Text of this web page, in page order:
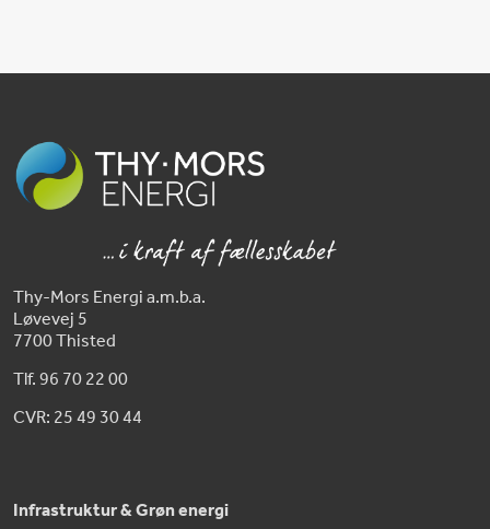
Thy-Mors Energi a.m.b.a.
Løvevej 5
7700 Thisted
Tlf. 96 70 22 00
CVR: 25 49 30 44
Infrastruktur & Grøn energi